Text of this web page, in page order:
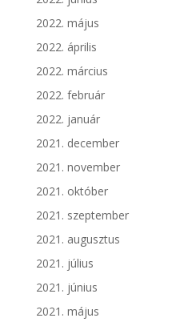
2022. május
2022. április
2022. március
2022. február
2022. január
2021. december
2021. november
2021. október
2021. szeptember
2021. augusztus
2021. július
2021. június
2021. május